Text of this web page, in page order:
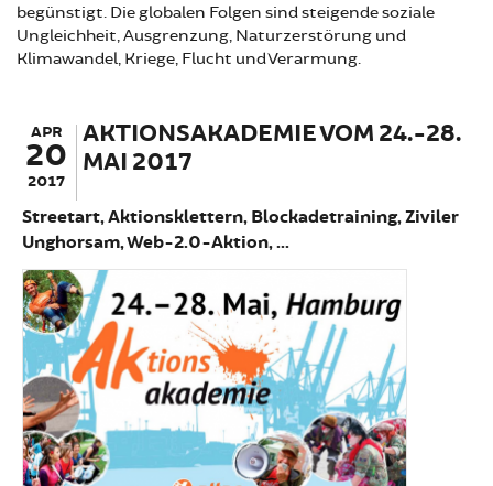
begünstigt. Die globalen Folgen sind steigende soziale
Ungleichheit, Ausgrenzung, Naturzerstörung und
Klimawandel, Kriege, Flucht und Verarmung.
APR
20
2017
AKTIONSAKADEMIE VOM 24.-28.
MAI 2017
Streetart, Aktionsklettern, Blockadetraining, Ziviler
Unghorsam, Web-2.0-Aktion, ...